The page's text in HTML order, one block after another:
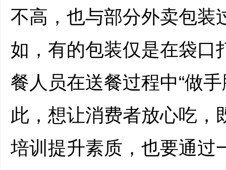
不高，也与部分外卖包装
如，有的包装仅是在袋口
餐人员在送餐过程中“做
此，想让消费者放心吃，
培训提升素质，也要通过